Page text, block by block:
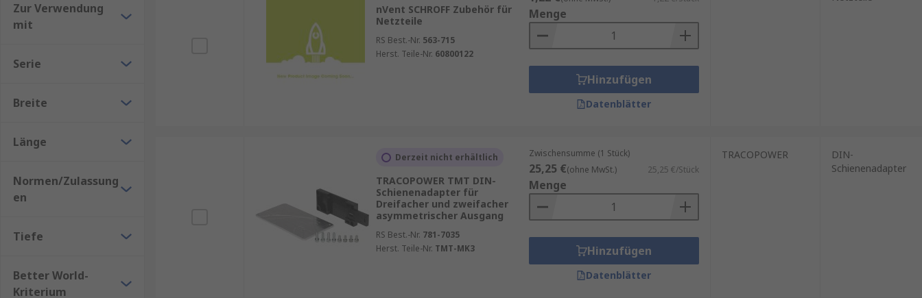
Zur Verwendung
mit
Serie
Breite
Länge
Normen/Zulassung
en
Tiefe
Better World-
Kriterium
nVent SCHROFF Zubehör für
Netzteile
RS Best.-Nr. 563-715
Herst. Teile-Nr. 60800122
Menge
Hinzufügen
Datenblätter
Derzeit nicht erhältlich
TRACOPOWER TMT DIN-
Schienenadapter für
Dreifacher und zweifacher
asymmetrischer Ausgang
RS Best.-Nr. 781-7035
Herst. Teile-Nr. TMT-MK3
Zwischensumme (1 Stück)
25,25 €(ohne MwSt.) 25,25 €/Stück
Menge
Hinzufügen
Datenblätter
TRACOPOWER
DIN-
Schienenadapter